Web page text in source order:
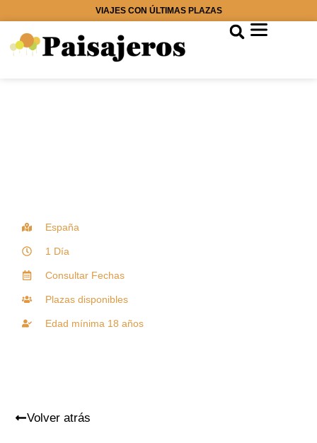
VIAJES CON ÚLTIMAS PLAZAS
España
1 Día
Consultar Fechas
Plazas disponibles
Edad mínima 18 años
Volver atrás